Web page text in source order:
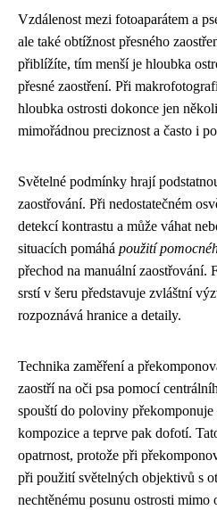
Vzdálenost mezi fotoaparátem a
ale také obtížnost přesného
přiblížíte, tím menší je hloubka
přesné zaostření. Při
hloubka ostrosti dokonce jen
mimořádnou preciznost a často i
Světelné podmínky hrají
zaostřování. Při nedostatečném
detekcí kontrastu a může váhat
situacích pomáhá použití
přechod na manuální zaostřování.
srstí v šeru představuje zvláštní
rozpoznává hranice a detaily.
Technika zaměření a
zaostří na oči psa pomocí
spouští do poloviny překomponuje
kompozice a teprve pak dofotí.
opatrnost, protože při
při použití světelných objektivů s
nechtěnému posunu ostrosti mimo